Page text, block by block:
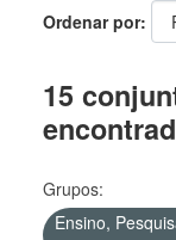
Ordenar por
15
Grupos:
Ensino,